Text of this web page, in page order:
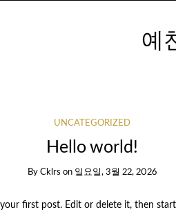
예
UNCATEGORIZED
Hello world!
By Cklrs on 일요일, 3월 22, 2026
first post. Edit or delete it, then